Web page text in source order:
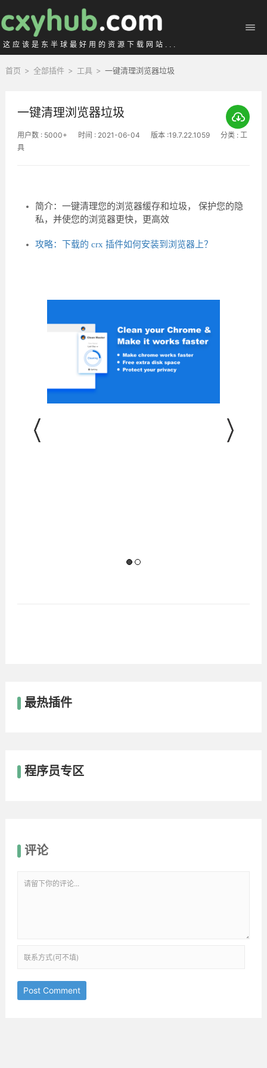
这应该是东半球最好用的资源下载网站...
首页 > 全部插件 > 工具 > 一键清理浏览器垃圾
一键清理浏览器垃圾
用户数 : 5000+ 时间 : 2021-06-04 版本 :19.7.22.1059
分类 : 工
具
简介：一键清理您的浏览器缓存和垃圾， 保护您的隐
私，并使您的浏览器更快，更高效
攻略：下载的 crx 插件如何安装到浏览器上？
最热插件
程序员专区
评论
Post Comment